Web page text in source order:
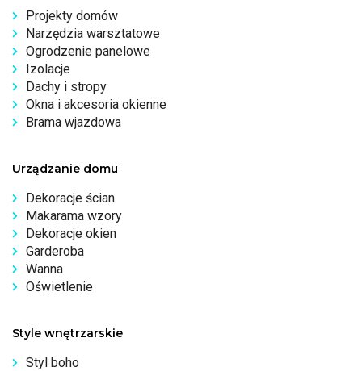
Projekty domów
Narzędzia warsztatowe
Ogrodzenie panelowe
Izolacje
Dachy i stropy
Okna i akcesoria okienne
Brama wjazdowa
Urządzanie domu
Dekoracje ścian
Makarama wzory
Dekoracje okien
Garderoba
Wanna
Oświetlenie
Style wnętrzarskie
Styl boho